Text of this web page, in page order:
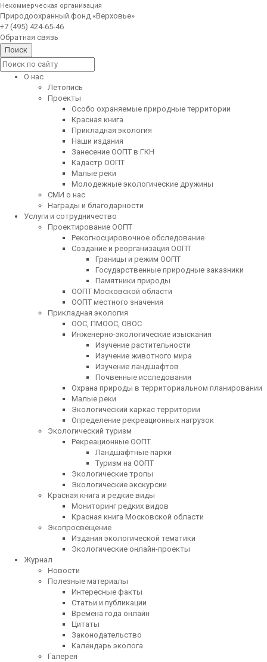
Некоммерческая организация
Природоохранный фонд «Верховье»
+7 (495) 424-65-46
Обратная связь
О нас
Летопись
Проекты
Особо охраняемые природные территории
Красная книга
Прикладная экология
Наши издания
Занесение ООПТ в ГКН
Кадастр ООПТ
Малые реки
Молодежные экологические дружины
СМИ о нас
Награды и благодарности
Услуги и сотрудничество
Проектирование ООПТ
Рекогносцировочное обследование
Создание и реорганизация ООПТ
Границы и режим ООПТ
Государственные природные заказники
Памятники природы
ООПТ Московской области
ООПТ местного значения
Прикладная экология
ООС, ПМООС, ОВОС
Инженерно-экологические изыскания
Изучение растительности
Изучение животного мира
Изучение ландшафтов
Почвенные исследования
Охрана природы в территориальном планировании
Малые реки
Экологический каркас территории
Определение рекреационных нагрузок
Экологический туризм
Рекреационные ООПТ
Ландшафтные парки
Туризм на ООПТ
Экологические тропы
Экологические экскурсии
Красная книга и редкие виды
Мониторинг редких видов
Красная книга Московской области
Экопросвещение
Издания экологической тематики
Экологические онлайн-проекты
Журнал
Новости
Полезные материалы
Интересные факты
Статьи и публикации
Времена года онлайн
Цитаты
Законодательство
Календарь эколога
Галерея